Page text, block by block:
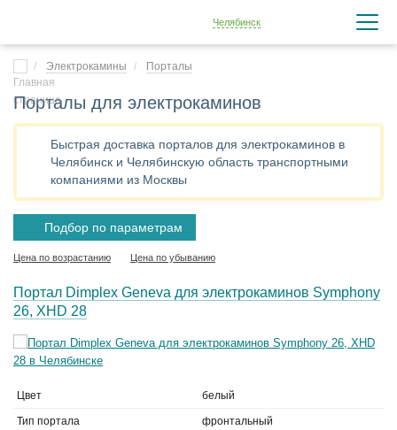
Челябинск
Электрокамины Порталы
Порталы для электрокаминов
Быстрая доставка порталов для электрокаминов в
Челябинск и Челябинскую область транспортными
компаниями из Москвы
Подбор по параметрам
Цена по возрастанию Цена по убыванию
Портал Dimplex Geneva для электрокаминов Symphony
26, XHD 28
Цвет белый
Тип портала фронтальный